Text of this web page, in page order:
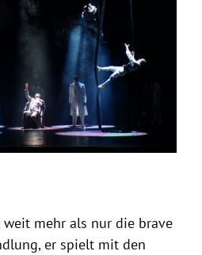
weit mehr als nur die brave
er spielt mit den